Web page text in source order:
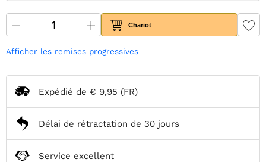
Chariot
Afficher les remises progressives
Expédié de € 9,95 (FR)
Délai de rétractation de 30 jours
Service excellent